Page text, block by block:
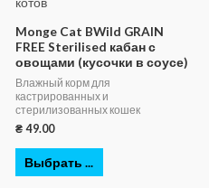
Monge Cat BWild GRAIN
FREE Sterilised кабан с
овощами (кусочки в соусе)
Влажный корм для
кастрированных и
стерилизованных кошек
₴ 49.00
Выбрать ...